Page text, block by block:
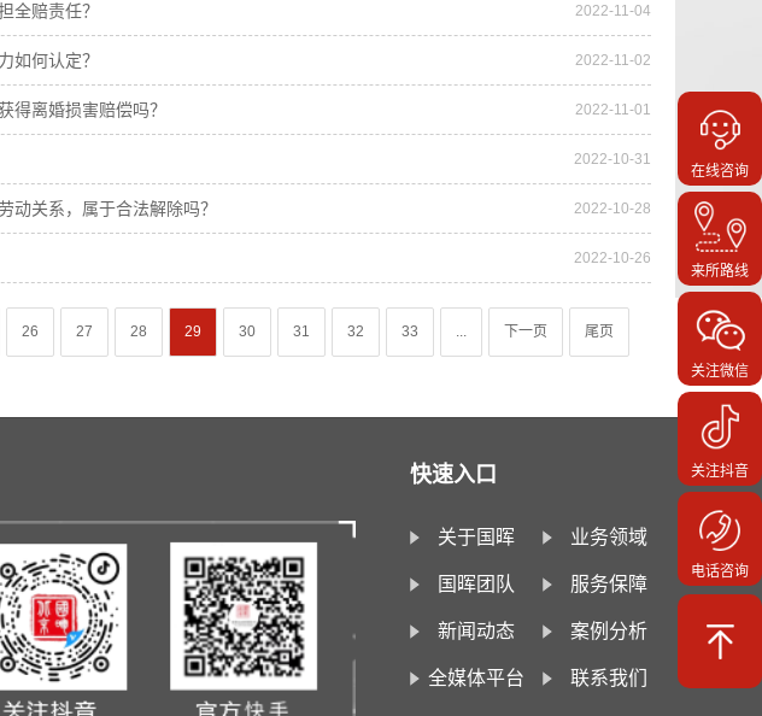
全赔责任？ 2022-11-04
如何认定？ 2022-11-02
得离婚损害赔偿吗？ 2022-11-01
2022-10-31
动关系，属于合法解除吗？ 2022-10-28
2022-10-26
26 27 28 29 30 31 32 33 ... 下一页 尾页
快速入口
关于国晖 业务领域
国晖团队 服务保障
新闻动态 案例分析
全媒体平台 联系我们
在线咨询
来所路线
关注微信
关注抖音
电话咨询